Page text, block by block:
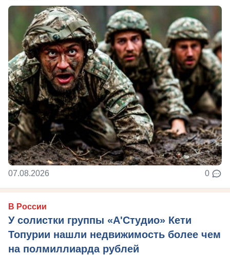
07.08.2026 0
В России
У солистки группы «А'Студио» Кети
Топурии нашли недвижимость более чем
на полмиллиарда рублей